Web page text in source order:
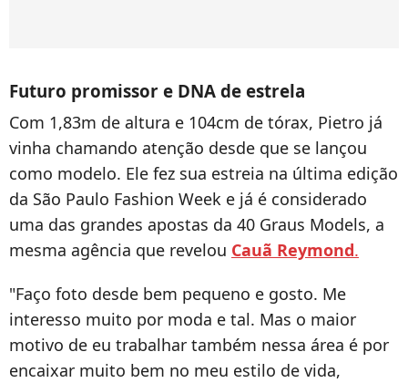
Futuro promissor e DNA de estrela
Com 1,83m de altura e 104cm de tórax, Pietro já
vinha chamando atenção desde que se lançou
como modelo. Ele fez sua estreia na última edição
da São Paulo Fashion Week e já é considerado
uma das grandes apostas da 40 Graus Models, a
mesma agência que revelou Cauã Reymond.
"Faço foto desde bem pequeno e gosto. Me
interesso muito por moda e tal. Mas o maior
motivo de eu trabalhar também nessa área é por
encaixar muito bem no meu estilo de vida,